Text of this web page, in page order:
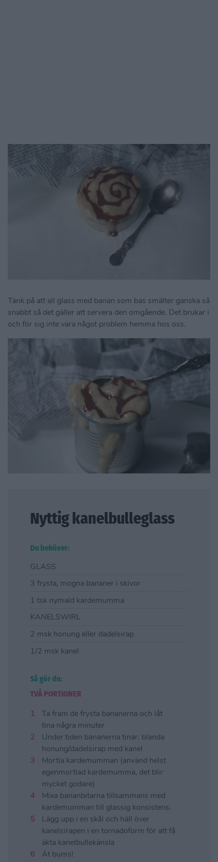
Tänk på att all glass med banan som bas smälter ganska så
snabbt så det gäller att servera den omgående. Det brukar i
och för sig inte vara något problem hemma hos oss.
Nyttig kanelbulleglass
Du behöver:
GLASS
3 frysta, mogna bananer i skivor
1 tsk nymald kardemumma
KANELSWIRL
2 msk honung eller dadelsirap
1/2 msk kanel
Så gör du:
TVÅ PORTIONER
Ta fram de frysta bananerna och låt
tina några minuter
Under tiden bananerna tinar: blanda
honung/dadelsirap med kanel
Mortla kardemumman (använd helst
egenmortlad kardemumma, det blir
mycket godare)
Mixa bananbitarna tillsammans med
kardemumman till glassig konsistens.
Lägg upp i en skål och häll över
kanelsirapen i en tornadoform för att få
äkta kanelbullekänsla
Ät bums!